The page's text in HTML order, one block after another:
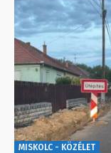
MISKOLC - KÖZÉLET